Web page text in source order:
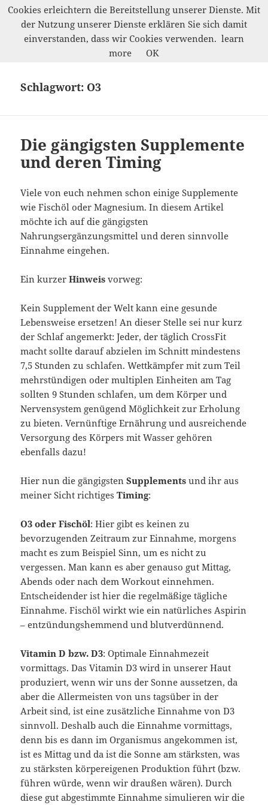
Marco Petrik
Schlagwort: O3
Die gängigsten Supplemente
und deren Timing
Viele von euch nehmen schon einige Supplemente
wie Fischöl oder Magnesium. In diesem Artikel
möchte ich auf die gängigsten
Nahrungsergänzungsmittel und deren sinnvolle
Einnahme eingehen.
Ein kurzerHinweis vorweg:
Kein Supplement der Welt kann eine gesunde
Lebensweise ersetzen! An dieser Stelle sei nur kurz
der Schlaf angemerkt: Jeder, der täglich CrossFit
macht sollte darauf abzielen im Schnitt mindestens
7,5 Stunden zu schlafen. Wettkämpfer mit zum Teil
mehrstündigen oder multiplen Einheiten am Tag
sollten 9 Stunden schlafen, um dem Körper und
Nervensystem genügend Möglichkeit zur Erholung
zu bieten. Vernünftige Ernährung und ausreichende
Versorgung des Körpers mit Wasser gehören
ebenfalls dazu!
Hier nun die gängigstenSupplements und ihr aus
meiner Sicht richtigesTiming:
O3 oder Fischöl: Hier gibt es keinen zu
bevorzugenden Zeitraum zur Einnahme, morgens
macht es zum Beispiel Sinn, um es nicht zu
vergessen. Man kann es aber genauso gut Mittag,
Abends oder nach dem Workout einnehmen.
Entscheidender ist hier die regelmäßige tägliche
Einnahme. Fischöl wirkt wie ein natürliches Aspirin
– entzündungshemmend und blutverdünnend.
Vitamin D bzw. D3: Optimale Einnahmezeit
vormittags. Das Vitamin D3 wird in unserer Haut
produziert, wenn wir uns der Sonne aussetzen, da
aber die Allermeisten von uns tagsüber in der
Arbeit sind, ist eine zusätzliche Einnahme von D3
sinnvoll. Deshalb auch die Einnahme vormittags,
denn bis es dann im Organismus angekommen ist,
ist es Mittag und da ist die Sonne am stärksten, was
zu stärksten körpereigenen Produktion führt (bzw.
führen würde, wenn wir draußen wären). Durch
diese gut abgestimmte Einnahme simulieren wir die
Cookies erleichtern die Bereitstellung unserer Dienste. Mit
der Nutzung unserer Dienste erklären Sie sich damit
einverstanden, dass wir Cookies verwenden. learn
more
OK